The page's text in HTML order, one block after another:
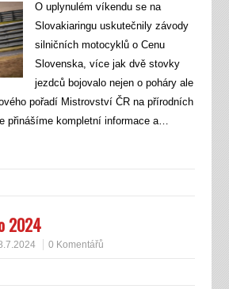
O uplynulém víkendu se na
Slovakiaringu uskutečnily závody
silničních motocyklů o Cenu
Slovenska, více jak dvě stovky
jezdců bojovalo nejen o poháry ale
pořadí Mistrovství ČR na přírodních
přinášíme kompletní informace a…
2024
0 Komentářů